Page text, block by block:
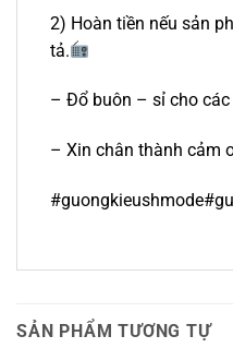
2) Hoàn tiền nếu sản
tả.
– Đổ buôn – sỉ cho
– Xin chân thành cảm
SẢN PHẨM TƯƠNG TỰ